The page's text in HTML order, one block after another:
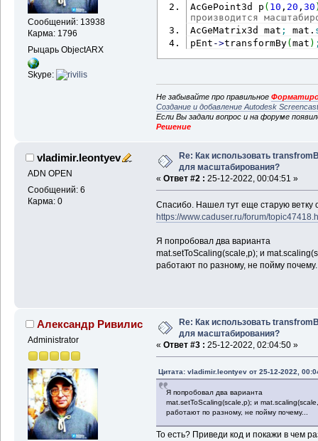
Сообщений: 13938
Карма: 1796
Рыцарь ObjectARX
Skype:
AcGePoint3d p ( 10 , 20 ,30
производится
AcGeMatrix3d mat ; mat.
pEnt ->transformBy(mat )
Не забывайте про правильное
Создание и добавление Autodesk
Если Вы задали вопрос и на форуме
Решение
vladimir.leontyev
ADN OPEN
Сообщений: 6
Карма: 0
Re: Как использовать
для масштабирования?
« Ответ #2 : 25-12-2022, 00:04:51 »
Спасибо. Нашел тут еще старую ветку
https://www.caduser.ru/forum/
Я попробовал два варианта
mat.setToScaling(scale,p); и
работают по разному, не пойму
Александр Ривилис
Administrator
Re: Как использовать
для масштабирования?
« Ответ #3 : 25-12-2022, 02:04:50 »
Цитата: vladimir.leontyev от 25-12-2022,
Я попробовал два варианта
mat.setToScaling(scale,p); и
работают по разному, не пойму почему...
То есть? Приведи код и покажи в чем